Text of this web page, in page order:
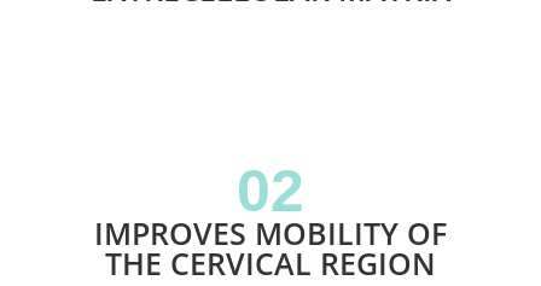
02
IMPROVES MOBILITY OF
THE CERVICAL REGION